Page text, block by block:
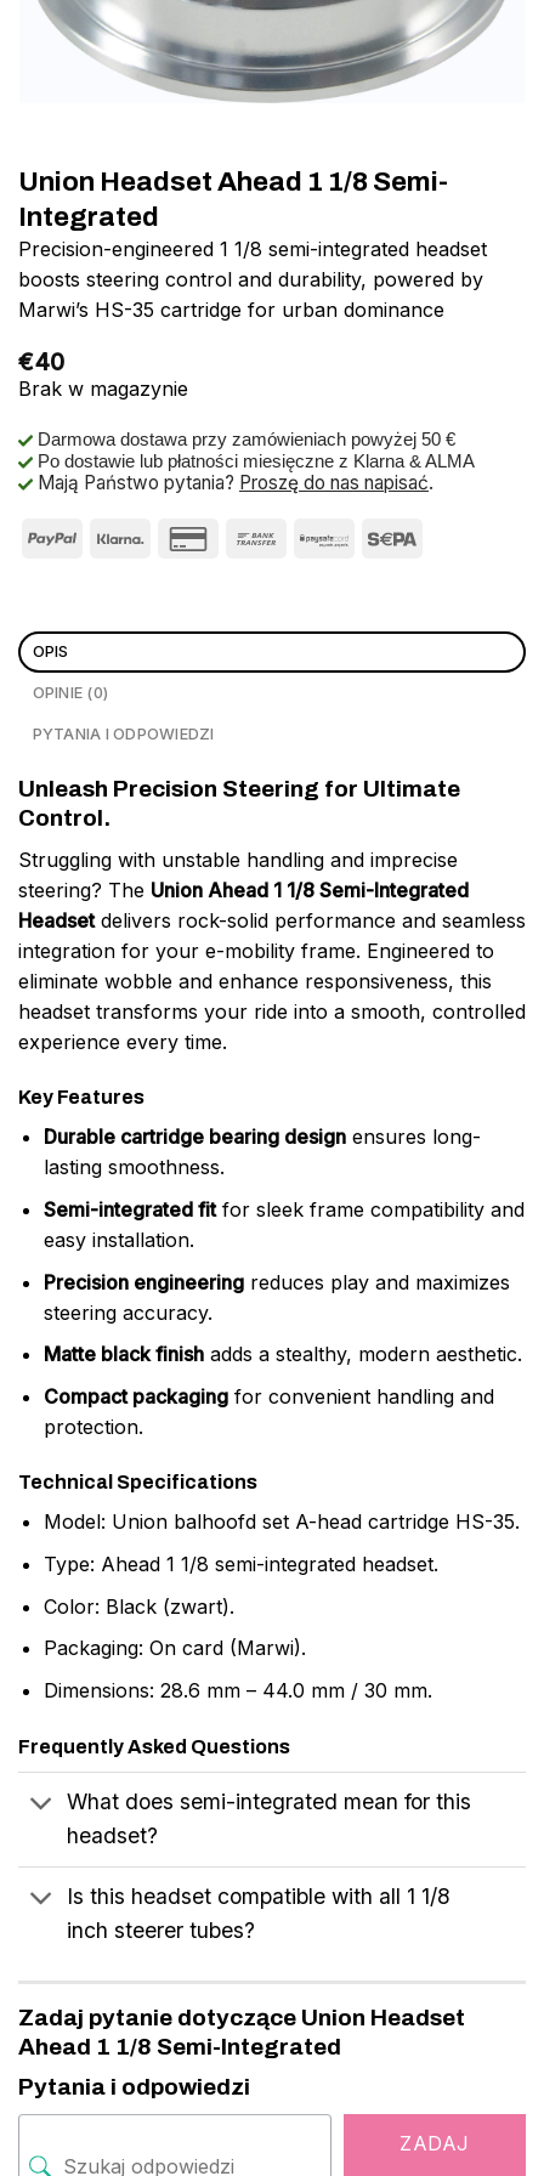
Union Headset Ahead 1 1/8 Semi-
Integrated
Precision-engineered 1 1/8 semi-integrated headset
boosts steering control and durability, powered by
Marwi’s HS-35 cartridge for urban dominance
€40
Brak w magazynie
Darmowa dostawa przy zamówieniach powyżej 50 €
Po dostawie lub płatności miesięczne z Klarna & ALMA
Mają Państwo pytania? Proszę do nas napisać.
OPIS
OPINIE (0)
PYTANIA I ODPOWIEDZI
Unleash Precision Steering for Ultimate
Control.
Struggling with unstable handling and imprecise
steering? The Union Ahead 1 1/8 Semi-Integrated
Headsetdelivers rock-solid performance and seamless
integration for your e-mobility frame. Engineered to
eliminate wobble and enhance responsiveness, this
headset transforms your ride into a smooth, controlled
experience every time.
Key Features
Durable cartridge bearing designensures long-
lasting smoothness.
Semi-integrated fitfor sleek frame compatibility and
easy installation.
Precision engineeringreduces play and maximizes
steering accuracy.
Matte black finishadds a stealthy, modern aesthetic.
Compact packagingfor convenient handling and
protection.
Technical Specifications
Model: Union balhoofd set A-head cartridge HS-35.
Type: Ahead 1 1/8 semi-integrated headset.
Color: Black (zwart).
Packaging: On card (Marwi).
Dimensions: 28.6 mm – 44.0 mm / 30 mm.
Frequently Asked Questions
What does semi-integrated mean for this
headset?
Is this headset compatible with all 1 1/8
inch steerer tubes?
Zadaj pytanie dotyczące Union Headset
Ahead 1 1/8 Semi-Integrated
Pytania i odpowiedzi
ZADAJ